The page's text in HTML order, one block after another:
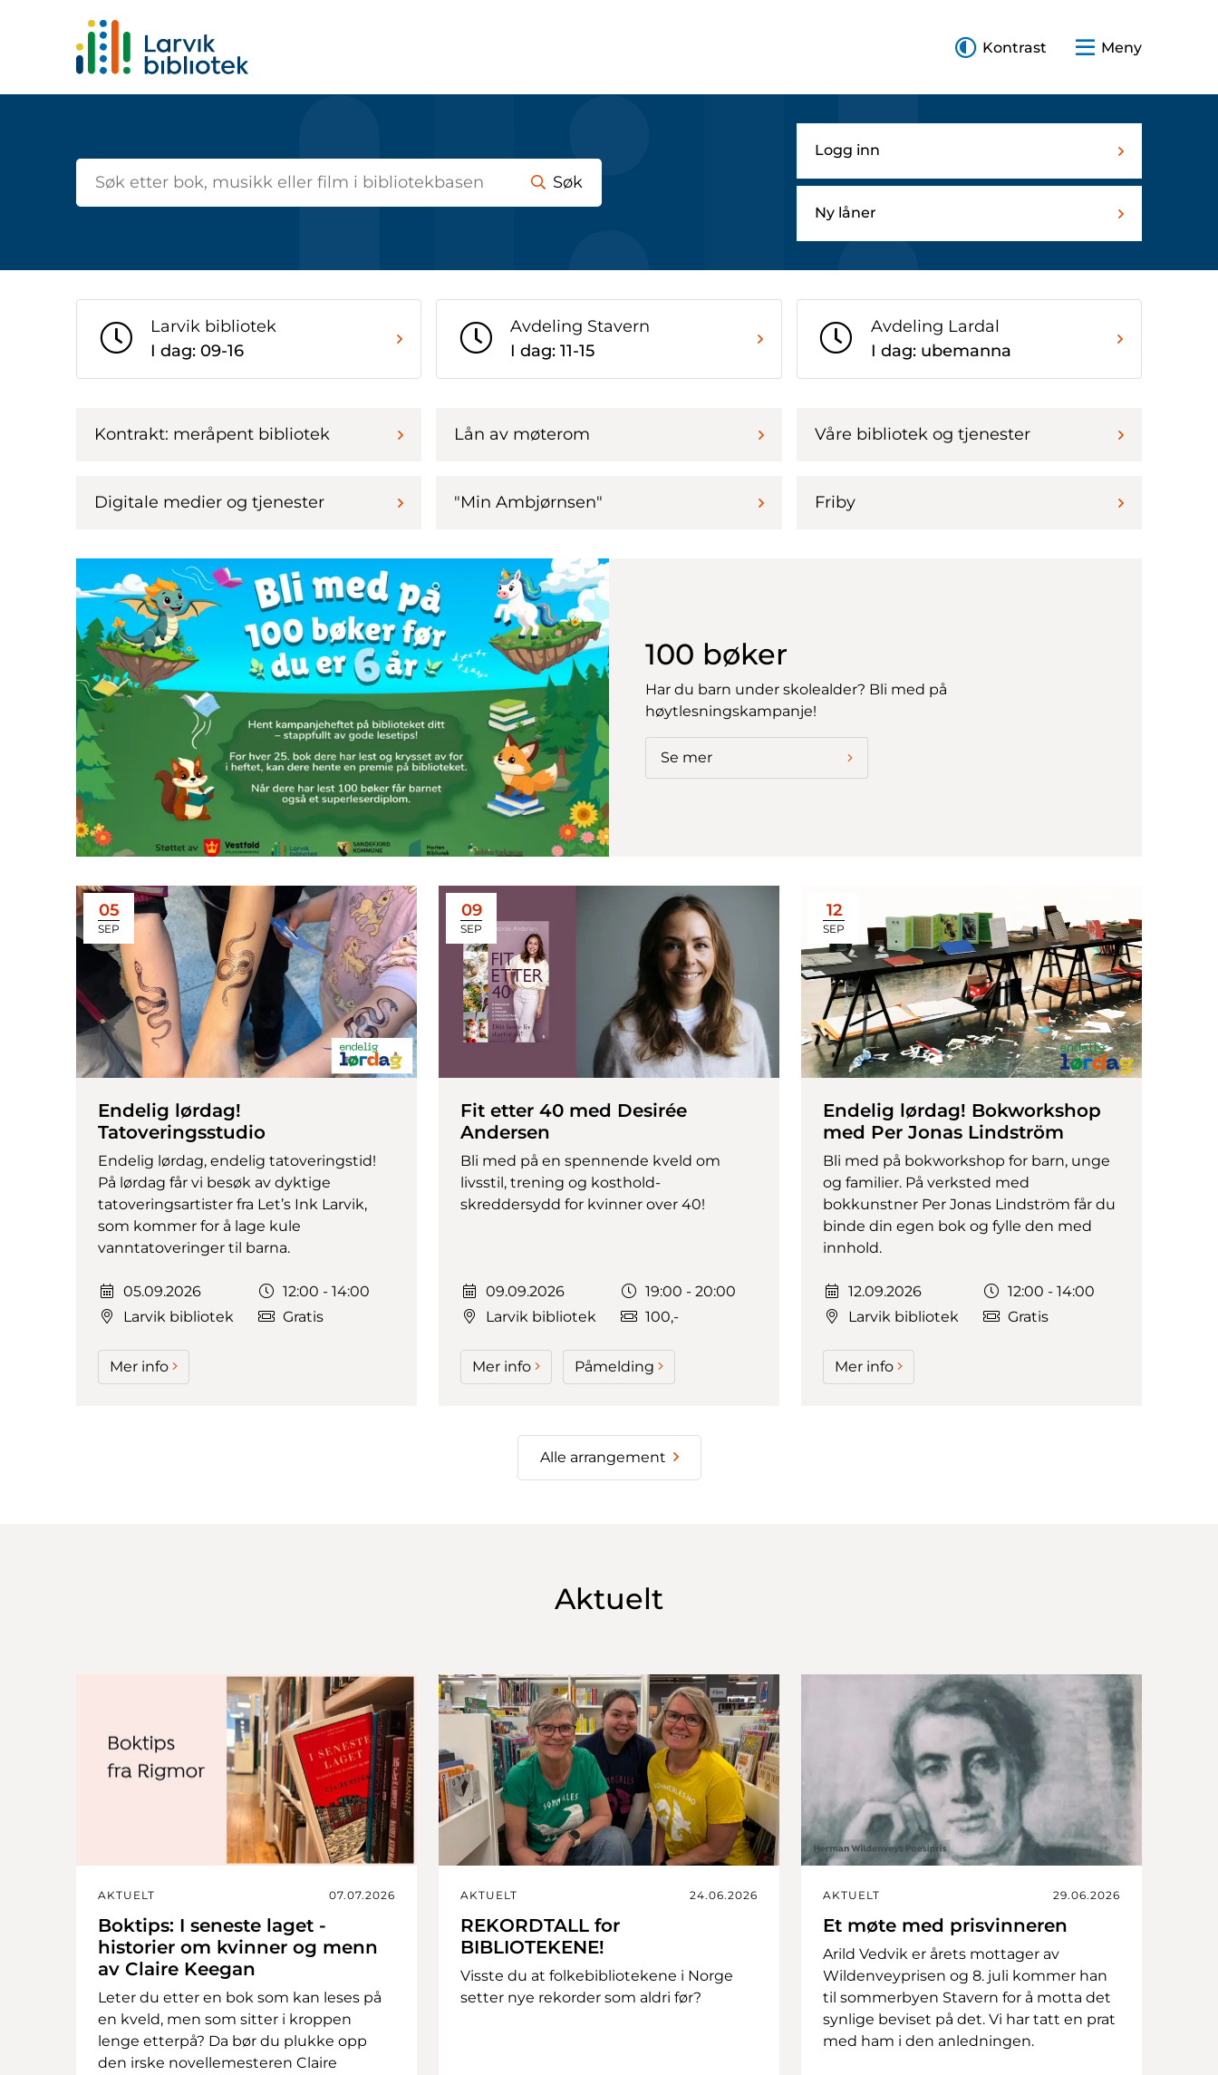
Kontrast Meny
Søk
Logg inn
Ny låner
Larvik bibliotek
I dag: 09-16
Avdeling Stavern
I dag: 11-15
Avdeling Lardal
I dag: ubemanna
Kontrakt: meråpent bibliotek Lån av møterom Våre bibliotek og tjenester
Digitale medier og tjenester "Min Ambjørnsen" Friby
100 bøker
Har du barn under skolealder? Bli med på
høytlesningskampanje!
Se mer
Endelig lørdag!
Tatoveringsstudio
Endelig lørdag, endelig tatoveringstid!
På lørdag får vi besøk av dyktige
tatoveringsartister fra Let’s Ink Larvik,
som kommer for å lage kule
vanntatoveringer til barna.
Dato:
05.09.2026 Tidspunkt:
12:00 - 14:00
Larvik bibliotek
Gratis
Mer info
05
SEP
Fit etter 40 med Desirée
Andersen
Bli med på en spennende kveld om
livsstil, trening og kosthold-
skreddersydd for kvinner over 40!
Dato:
09.09.2026 Tidspunkt:
19:00 - 20:00
Larvik bibliotek
100,-
Mer info Påmelding
09
SEP
Endelig lørdag! Bokworkshop
med Per Jonas Lindström
Bli med på bokworkshop for barn, unge
og familier. På verksted med
bokkunstner Per Jonas Lindström får du
binde din egen bok og fylle den med
innhold.
Dato:
12.09.2026 Tidspunkt:
12:00 - 14:00
Larvik bibliotek
Gratis
Mer info
12
SEP
Alle arrangement
Aktuelt
AKTUELT 07.07.2026
Boktips: I seneste laget -
historier om kvinner og menn
av Claire Keegan
Leter du etter en bok som kan leses på
en kveld, men som sitter i kroppen
lenge etterpå? Da bør du plukke opp
den irske novellemesteren Claire
AKTUELT 24.06.2026
REKORDTALL for
BIBLIOTEKENE!
Visste du at folkebibliotekene i Norge
setter nye rekorder som aldri før?
AKTUELT 29.06.2026
Et møte med prisvinneren
Arild Vedvik er årets mottager av
Wildenveyprisen og 8. juli kommer han
til sommerbyen Stavern for å motta det
synlige beviset på det. Vi har tatt en prat
med ham i den anledningen.